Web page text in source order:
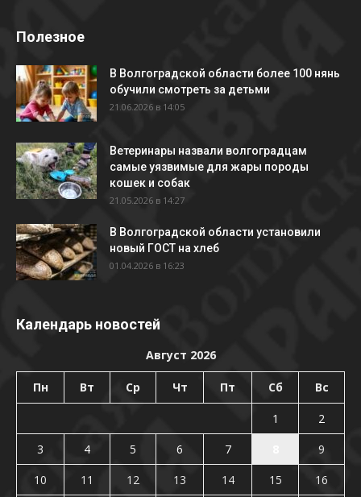
Полезное
В Волгоградской области более 100 нянь
обучили смотреть за детьми
21.06.2026 в 14:05
Ветеринары назвали волгоградцам
самые уязвимые для жары породы
кошек и собак
21.05.2026 в 14:27
В Волгоградской области установили
новый ГОСТ на хлеб
01.04.2026 в 16:23
Календарь новостей
Август 2026
Пн Вт Ср Чт Пт Сб Вс
1
2
3
4 5 6 7
9
10
11 12 13 14 15
16